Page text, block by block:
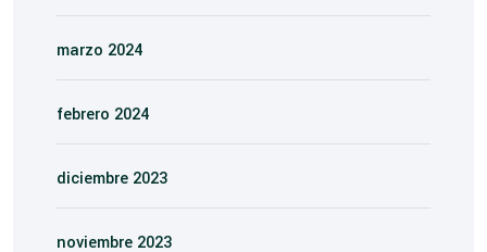
marzo 2024
febrero 2024
diciembre 2023
noviembre 2023